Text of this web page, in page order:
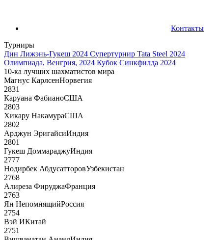
Контакты
Турниры
Дин Лижэнь-Гукеш 2024 Супертурнир Tata Steel 2024
Олимпиада, Венгрия, 2024 Кубок Синкфилда 2024
10-ка лучших шахматистов мира
Магнус КарлсенНорвегия
2831
Каруана ФабианоСША
2803
Хикару НакамураСША
2802
Арджун ЭригайсиИндия
2801
Гукеш ДоммараджуИндия
2777
Нодирбек АбдусатторовУзбекистан
2768
Алиреза ФируджаФранция
2763
Ян НепомнящийРоссия
2754
Вэй ИКитай
2751